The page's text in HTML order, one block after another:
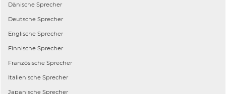
Dänische Sprecher
Deutsche Sprecher
Englische Sprecher
Finnische Sprecher
Französische Sprecher
Italienische Sprecher
Japanische Sprecher